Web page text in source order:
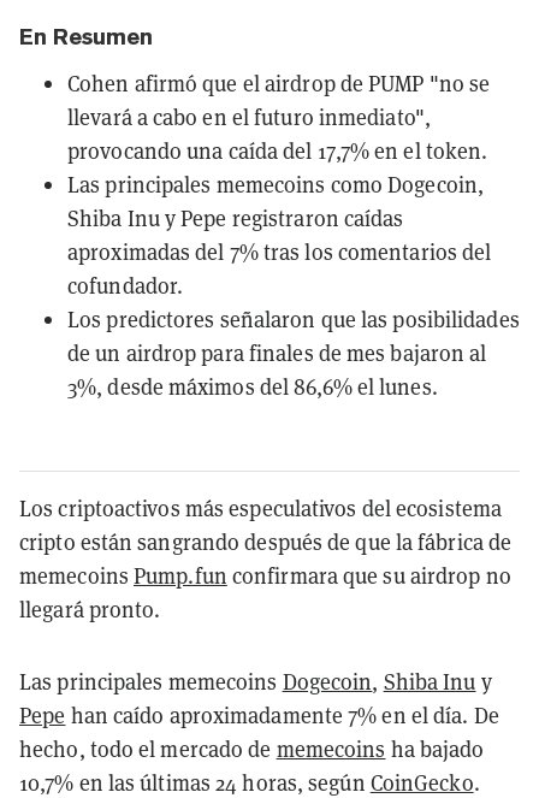
En Resumen
Cohen afirmó que el airdrop de PUMP "no se
llevará a cabo en el futuro inmediato",
provocando una caída del 17,7% en el token.
Las principales memecoins como Dogecoin,
Shiba Inu y Pepe registraron caídas
aproximadas del 7% tras los comentarios del
cofundador.
Los predictores señalaron que las posibilidades
de un airdrop para finales de mes bajaron al
3%, desde máximos del 86,6% el lunes.
Los criptoactivos más especulativos del ecosistema
cripto están sangrando después de que la fábrica de
memecoins Pump.fun confirmara que su airdrop no
llegará pronto.
Las principales memecoins Dogecoin, Shiba Inu y
Pepe han caído aproximadamente 7% en el día. De
hecho, todo el mercado de memecoins ha bajado
10,7% en las últimas 24 horas, según CoinGecko.